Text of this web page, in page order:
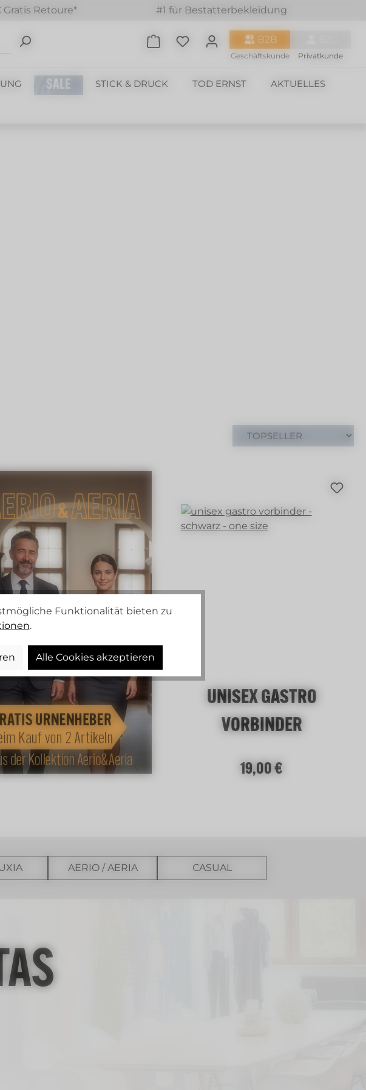
Gratis Retoure* #1 für Bestatterbekleidung
Du hast 0 Produkte auf dem
B2B
Geschäftskunde Privatkunde
SALE STICK & DRUCK TOD ERNST AKTUELLES
UNISEX GASTRO
VORBINDER
Regulärer Preis:
19,00 €
AERIO / AERIA CASUAL
Funktionalität bieten zu
.
Alle Cookies akzeptieren